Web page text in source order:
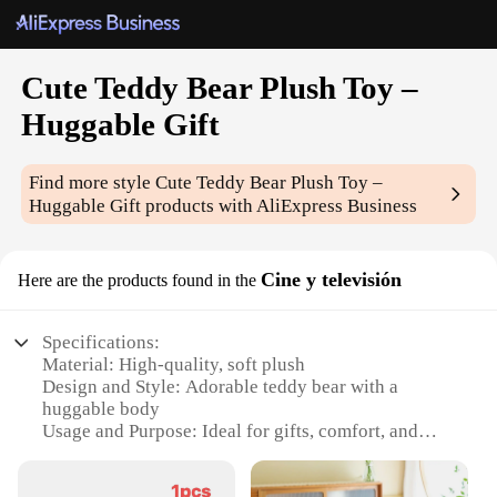
Cute Teddy Bear Plush Toy –
Huggable Gift
Find more styleCute Teddy Bear Plush Toy –
Huggable Gift products with AliExpress Business
Here are the products found in the Cine y televisión
Specifications:
Material: High-quality, soft plush
Design and Style: Adorable teddy bear with a
huggable body
Usage and Purpose: Ideal for gifts, comfort, and
Performance and Property: Durable and safe for all